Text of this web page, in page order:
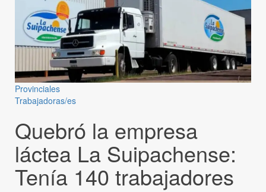
Provinciales
Trabajadoras/es
Quebró la empresa
láctea La Suipachense:
Tenía 140 trabajadores